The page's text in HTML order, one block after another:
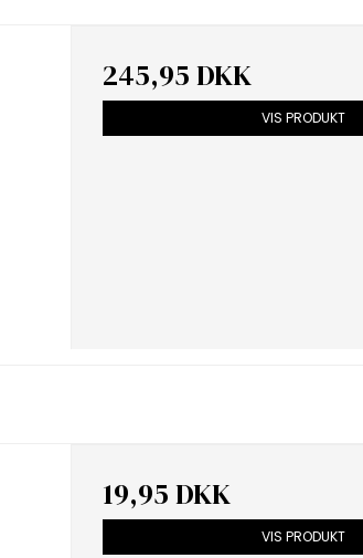
245,95 DKK
VIS PRODUKT
19,95 DKK
VIS PRODUKT